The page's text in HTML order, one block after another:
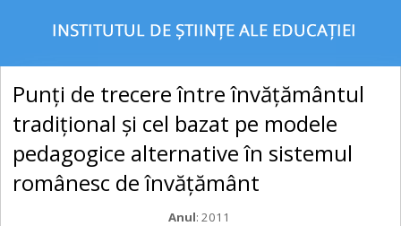
Punți de trecere între învățământul
tradițional și cel bazat pe modele
pedagogice alternative în sistemul
românesc de învățământ
Anul: 2011